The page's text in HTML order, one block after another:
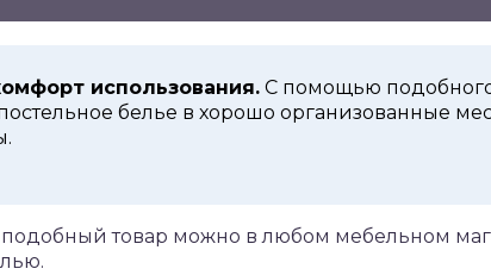
использования. С помощью
белье в хорошо организованные
товар можно в любом мебельном